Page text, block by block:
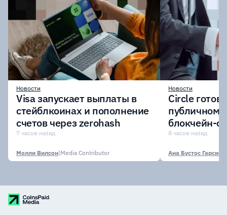
Новости
Visa запускает выплаты в
стейблкоинах и пополнение
счетов через zerohash
7 часов назад
Молли Вилсон|Media Contributor
Новости
Circle
публичному
блокчейн-
участии
8 часов назад
Ана Бустос Гарсия